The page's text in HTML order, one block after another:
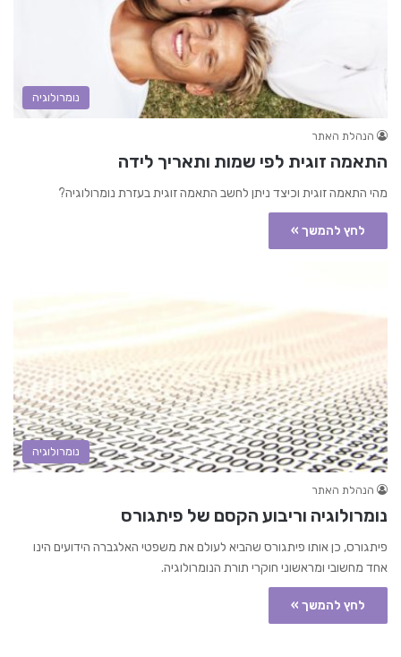
נומרולוגיה
הנהלת האתר
התאמה זוגית לפי שמות ותאריך לידה
מהי התאמה זוגית וכיצד ניתן לחשב התאמה זוגית בעזרת נומרולוגיה?
לחץ להמשך »
נומרולוגיה
הנהלת האתר
נומרולוגיה וריבוע הקסם של פיתגורס
פיתגורס, כן אותו פיתגורס שהביא לעולם את משפטי האלגברה הידועים הינו
אחד מחשובי ומראשוני חוקרי תורת הנומרולוגיה.
לחץ להמשך »